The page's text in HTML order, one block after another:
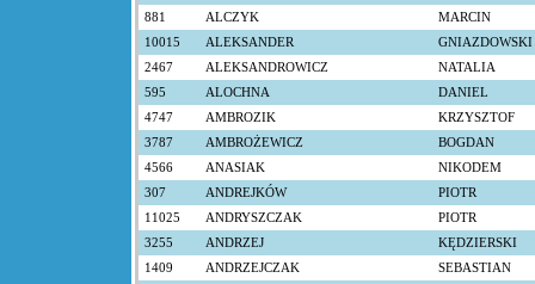
881
ALCZYK
MARCIN
10015
ALEKSANDER
GNIAZDOWSKI
2467
ALEKSANDROWICZ
NATALIA
595
ALOCHNA
DANIEL
4747
AMBROZIK
KRZYSZTOF
3787
AMBROŻEWICZ
BOGDAN
4566
ANASIAK
NIKODEM
307
ANDREJKÓW
PIOTR
11025
ANDRYSZCZAK
PIOTR
3255
ANDRZEJ
KĘDZIERSKI
1409
ANDRZEJCZAK
SEBASTIAN